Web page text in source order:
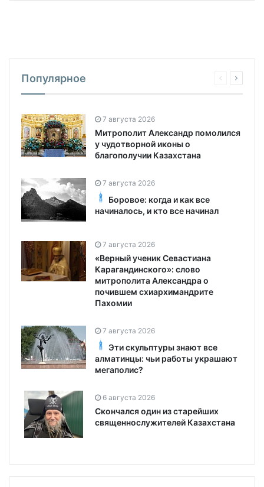
Популярное
7 августа 2026
Митрополит Александр помолился
у чудотворной иконы о
благополучии Казахстана
7 августа 2026
Боровое: когда и как все
начиналось, и кто все начинал
7 августа 2026
«Верный ученик Севастиана
Карагандинского»: слово
митрополита Александра о
почившем схиархимандрите
Пахомии
7 августа 2026
Эти скульптуры знают все
алматинцы: чьи работы украшают
мегаполис?
6 августа 2026
Скончался один из старейших
священнослужителей Казахстана